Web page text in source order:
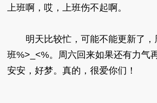
上班啊，哎，上班伤不起啊。
明天比较忙，可能不能更新了，
班%>_<%。周六回来如果还有力气
安安，好梦。真的，很爱你们！